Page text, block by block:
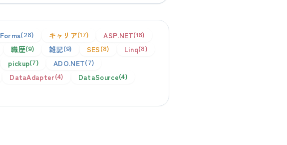
28 キャリア 17 ASP.NET 16
職歴 9 雑記 9 SES 8 Linq 8
pickup 7 ADO.NET 7
DataAdapter 4 DataSource 4